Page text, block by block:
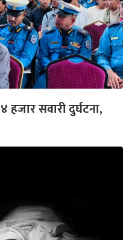
हजार सवारी दुर्घटना,